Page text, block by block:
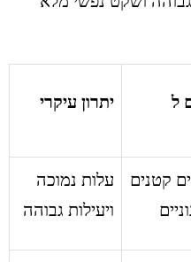
ל יתרון עיקרי
קטנים
עלות נמוכה
ויעילות גבוהה